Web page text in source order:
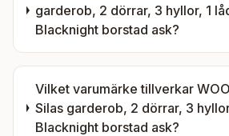
garderob, 2 dörrar, 3 hyllor, 1
Blacknight borstad ask?
Vilket varumärke tillverkar
Silas garderob, 2 dörrar, 3
Blacknight borstad ask?